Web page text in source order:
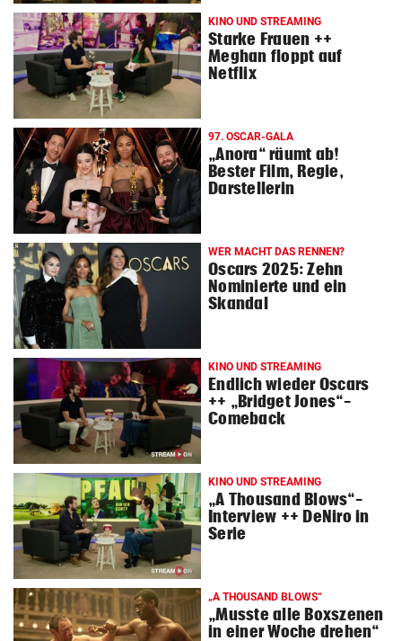
KINO UND STREAMING
Starke Frauen ++
Meghan floppt auf
Netflix
97. OSCAR-GALA
„Anora“ räumt ab!
Bester Film, Regie,
Darstellerin
WER MACHT DAS RENNEN?
Oscars 2025: Zehn
Nominierte und ein
Skandal
KINO UND STREAMING
Endlich wieder Oscars
++ „Bridget Jones“-
Comeback
KINO UND STREAMING
„A Thousand Blows“-
Interview ++ DeNiro in
Serie
„A THOUSAND BLOWS“
„Musste alle Boxszenen
in einer Woche drehen“